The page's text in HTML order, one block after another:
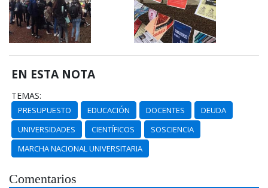
EN ESTA NOTA
TEMAS:
PRESUPUESTO EDUCACIÓN DOCENTES
DEUDA
UNIVERSIDADES
CIENTÍFICOS
SOSCIENCIA
MARCHA NACIONAL UNIVERSITARIA
Comentarios